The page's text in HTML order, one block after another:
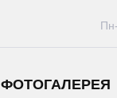
ФОТОГАЛЕРЕЯ